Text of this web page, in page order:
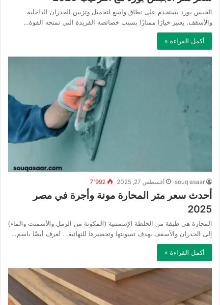
الجبس بورد يستخدم على نطاق واسع لتجميل وتزيين الجدران الداخلية
والأسقف. يعتبر خيارًا ممتازًا بسبب خصائصه الفريدة التي تمنحه القوة…
أكمل القراءة »
souq asaar أغسطس 27, 2025 7٬992
أحدث سعر متر المحارة مونة وأجرة في مصر
2025
المحارة هي طبقة من الخلطة الإسمنتية (المكونة من الرمل والأسمنت والماء)
إلى الجدران والأسقف بهدف تسويتها وتحضيرها للنهائية. . تُعرف أيضًا باسم…
أكمل القراءة »